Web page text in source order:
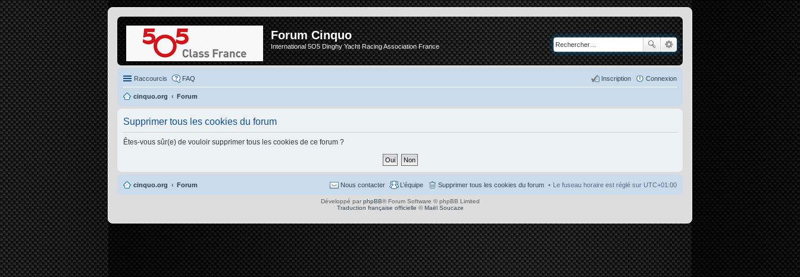
Forum Cinquo
International 5O5 Dinghy Yacht Racing Association France
Raccourcis FAQ Connexion
Inscription
cinquo.org Forum
Supprimer tous les cookies du forum
Êtes-vous sûr(e) de vouloir supprimer tous les cookies de ce forum ?
cinquo.org Forum Le fuseau horaire est réglé sur UTC+01:00
Supprimer tous les cookies du forum
L’équipe
Nous contacter
Développé par phpBB® Forum Software © phpBB Limited
Traduction française officielle ©Maël Soucaze